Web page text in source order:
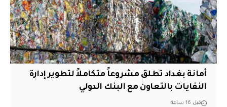
أمانة بغداد تطلق مشروعاً متكاملاً لتطوير إدارة
النفايات بالتعاون مع البنك الدولي
قبل 16 ساعة